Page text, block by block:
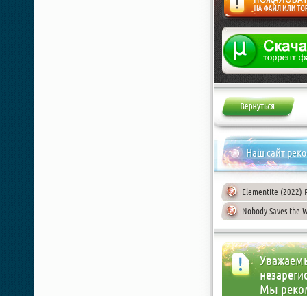
Жалоба
Наш сайт
Elementite (2022)
Nobody Saves the
Мы